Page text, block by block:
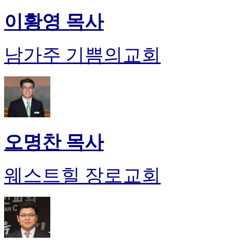
이황영 목사
남가주 기쁨의교회
오명찬 목사
웨스트힐 장로교회